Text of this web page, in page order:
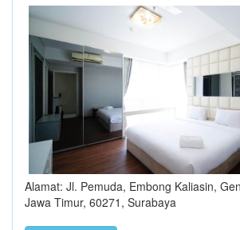
Alamat: Jl. Pemuda, Embong Kaliasin,
Jawa Timur, 60271, Surabaya